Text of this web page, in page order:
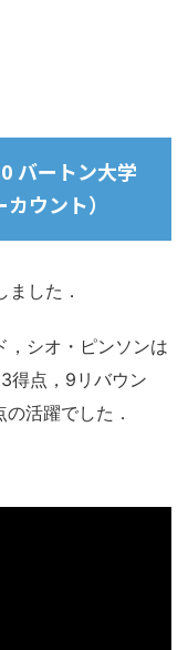
バートン大学
ウント）
した．
，シオ・ピンソンは
得点，9リバウン
活躍でした．